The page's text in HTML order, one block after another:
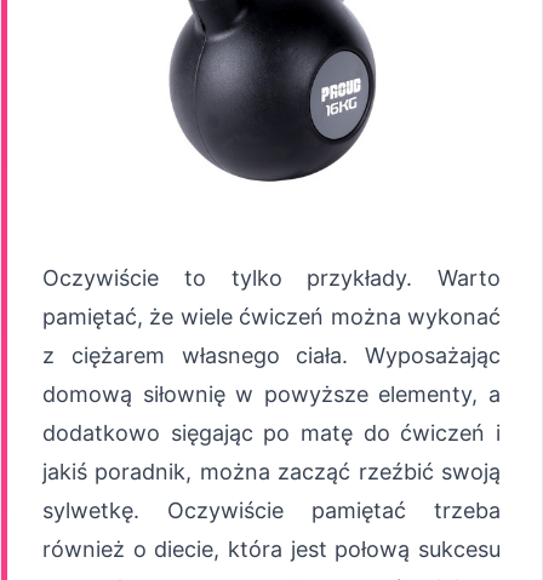
Oczywiście to tylko przykłady. Warto
pamiętać, że wiele ćwiczeń można wykonać
z ciężarem własnego ciała. Wyposażając
domową siłownię w powyższe elementy, a
dodatkowo sięgając po matę do ćwiczeń i
jakiś poradnik, można zacząć rzeźbić swoją
sylwetkę. Oczywiście pamiętać trzeba
również o diecie, która jest połową sukcesu